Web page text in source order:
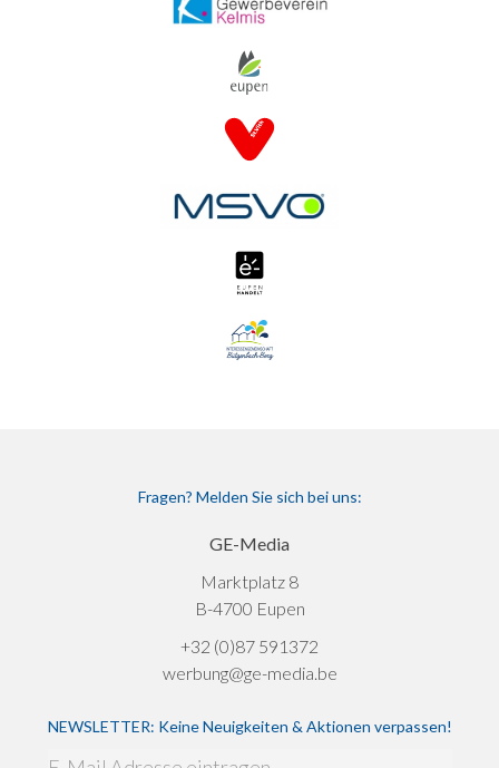
Fragen? Melden Sie sich bei uns:
GE-Media
Marktplatz 8
B-4700 Eupen
+32 (0)87 591372
werbung@ge-media.be
NEWSLETTER: Keine Neuigkeiten & Aktionen verpassen!